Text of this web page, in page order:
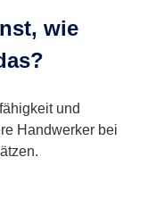
wie
und
Handwerker bei